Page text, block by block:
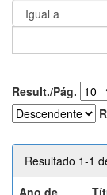
Result./Pág.
Resultado 1-1
Ano de